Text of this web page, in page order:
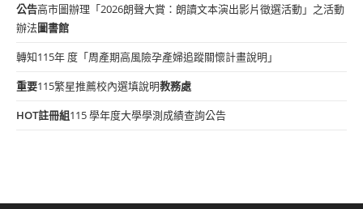
公告高市圖辦理「2026朗聲大賞：朗讀文本演出影片徵選活動」之活動
辦法圖書館
轉知115年 度「周產期高風險孕產婦追蹤關懷計畫說明」
重要115繁星推薦校內選填說明教務處
HOT註冊組115 學年度大學學測成績查詢公告